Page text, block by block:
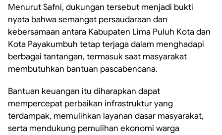
Menurut Safni, dukungan tersebut menjadi bukti
nyata bahwa semangat persaudaraan dan
kebersamaan antara Kabupaten Lima Puluh Kota dan
Kota Payakumbuh tetap terjaga dalam menghadapi
berbagai tantangan, termasuk saat masyarakat
membutuhkan bantuan pascabencana.
Bantuan keuangan itu diharapkan dapat
mempercepat perbaikan infrastruktur yang
terdampak, memulihkan layanan dasar masyarakat,
serta mendukung pemulihan ekonomi warga